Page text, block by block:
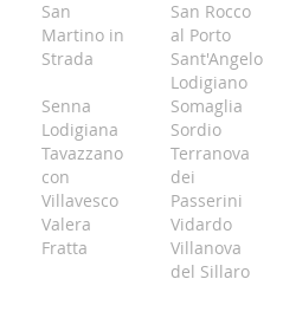
San
Martino in
Strada
San Rocco
al Porto
Sant'Angelo
Lodigiano
Senna
Lodigiana
Somaglia
Sordio
Tavazzano
con
Villavesco
Terranova
dei
Passerini
Valera
Fratta
Vidardo
Villanova
del Sillaro